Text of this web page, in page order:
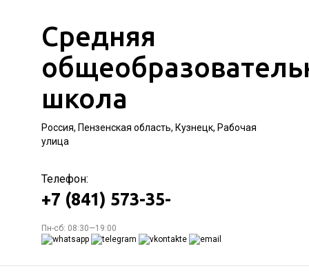
Средняя
школа
Россия, Пензенская область, Кузнецк, Рабочая
улица
Телефон:
+7 (841) 573-35-
Пн-сб: 08:30—19:00